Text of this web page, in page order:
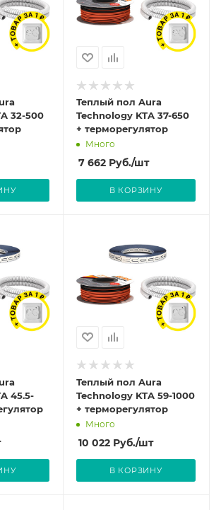
32-500
Теплый пол Aura
Technology KTA 37-650
+ терморегулятор
Много
7 662Руб./шт
В КОРЗИНУ
45.5-
Теплый пол Aura
Technology KTA 59-1000
+ терморегулятор
Много
10 022Руб./шт
В КОРЗИНУ